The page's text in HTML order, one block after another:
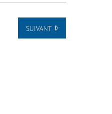
SUIVANT